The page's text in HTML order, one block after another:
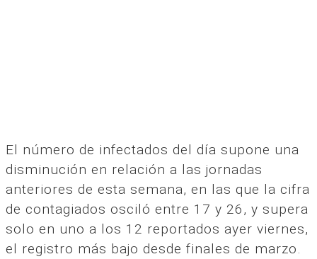
El número de infectados del día supone una
disminución en relación a las jornadas
anteriores de esta semana, en las que la cifra
de contagiados osciló entre 17 y 26, y supera
solo en uno a los 12 reportados ayer viernes,
el registro más bajo desde finales de marzo.